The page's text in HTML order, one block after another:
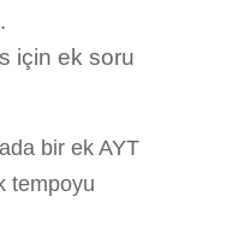
için ek soru
bir ek AYT
tempoyu